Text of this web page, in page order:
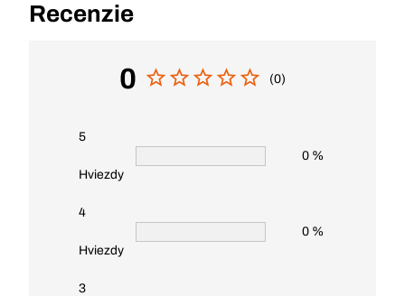
Recenzie
0 (0)
5
Hviezdy
0 %
4
Hviezdy
0 %
3